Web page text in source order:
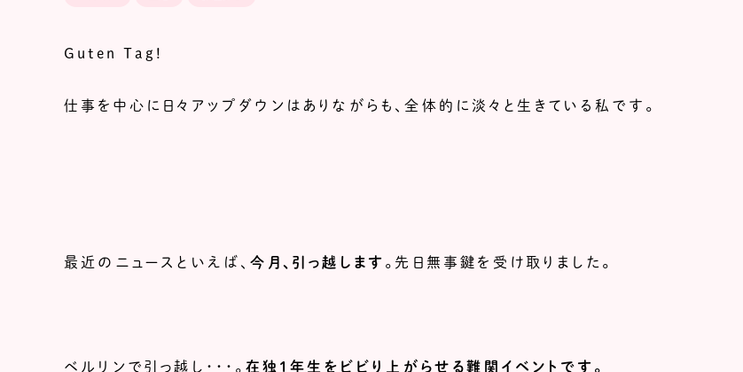
Guten Tag!
仕事を中心に日々アップダウンはありながらも、全体的に淡々と生きている私です。
最近のニュースといえば、今月、引っ越します 。先日無事鍵を受け取りました。
ベルリンで引っ越し・・・。 在独1年生をビビり上がらせる難関イベントです。